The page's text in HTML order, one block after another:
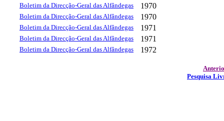
Boletim da Direcção-Geral das Alfândegas 1970
Boletim da Direcção-Geral das Alfândegas 1970
Boletim da Direcção-Geral das Alfândegas 1971
Boletim da Direcção-Geral das Alfândegas 1971
Boletim da Direcção-Geral das Alfândegas 1972
Pesquisa